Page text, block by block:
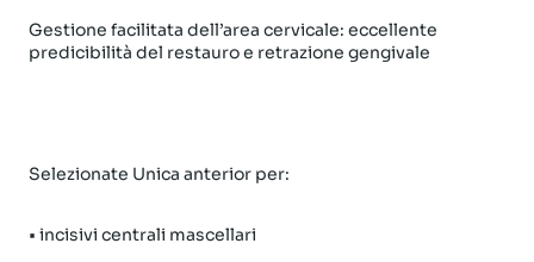
Gestione facilitata dell’area cervicale: eccellente
predicibilità del restauro e retrazione gengivale
Selezionate Unica anterior per:
• incisivi centrali mascellari